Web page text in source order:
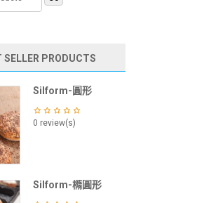
SELLER PRODUCTS
Silform-圓形
0 review(s)
Silform-橢圓形